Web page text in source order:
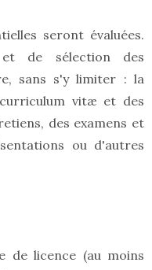
seront évaluées.
et de sélection des
sans s'y limiter : la
vitæ et des
des examens et
ou d'autres
de licence (au moins